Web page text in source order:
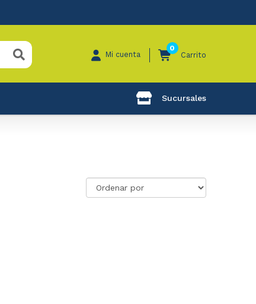
Mi cuenta
0
Carrito
Sucursales